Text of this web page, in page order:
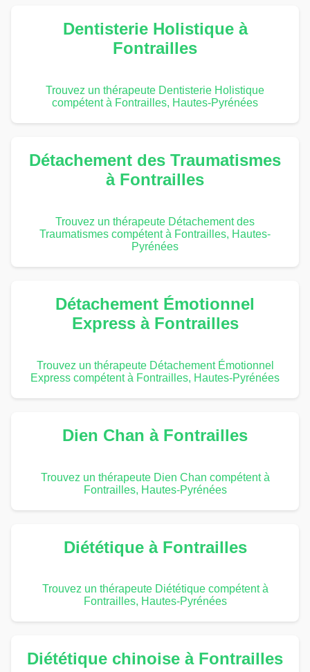
Dentisterie Holistique à
Fontrailles
Trouvez un thérapeute Dentisterie Holistique
compétent à Fontrailles, Hautes-Pyrénées
Détachement des Traumatismes
à Fontrailles
Trouvez un thérapeute Détachement des
Traumatismes compétent à Fontrailles, Hautes-
Pyrénées
Détachement Émotionnel
Express à Fontrailles
Trouvez un thérapeute Détachement Émotionnel
Express compétent à Fontrailles, Hautes-Pyrénées
Dien Chan à Fontrailles
Trouvez un thérapeute Dien Chan compétent à
Fontrailles, Hautes-Pyrénées
Diététique à Fontrailles
Trouvez un thérapeute Diététique compétent à
Fontrailles, Hautes-Pyrénées
Diététique chinoise à Fontrailles